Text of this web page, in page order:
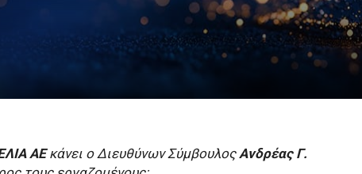
ΑΕκάνει ο Διευθύνων ΣύμβουλοςΑνδρέας Γ.